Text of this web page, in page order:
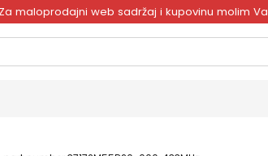
maloprodajni web sadržaj i kupovinu molim